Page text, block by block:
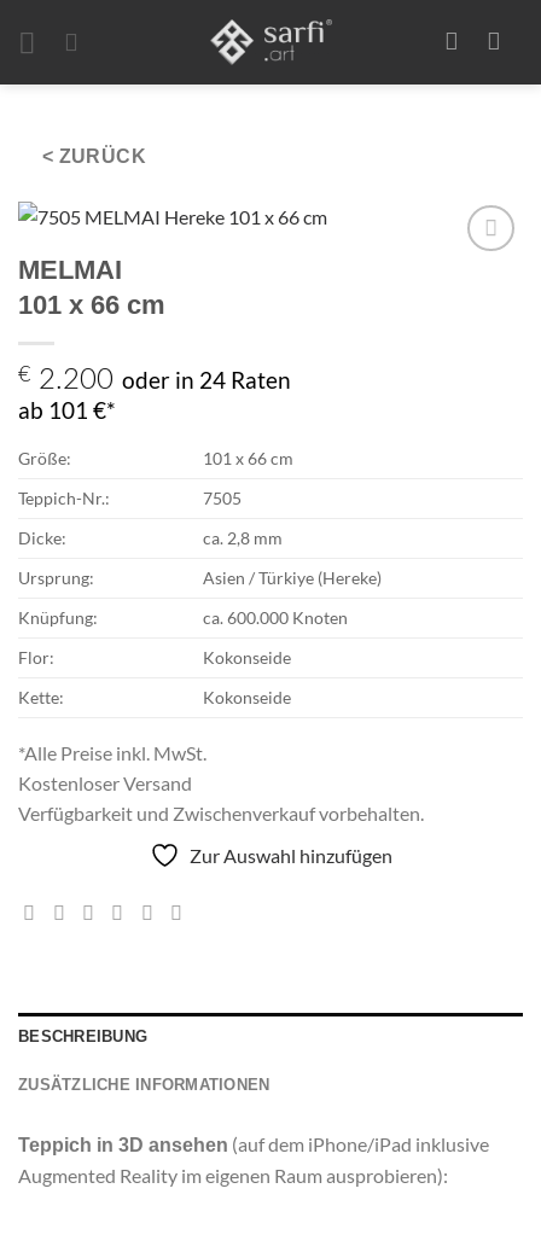
< ZURÜCK
MELMAI
101 x 66 cm
€ 2.200 oder in 24 Raten
ab 101 €*
Größe:
101 x 66 cm
Teppich-Nr.:
7505
Dicke:
ca. 2,8 mm
Ursprung:
Asien / Türkiye (Hereke)
Knüpfung:
ca. 600.000 Knoten
Flor:
Kokonseide
Kette:
Kokonseide
*Alle Preise inkl. MwSt.
Kostenloser Versand
Verfügbarkeit und Zwischenverkauf vorbehalten.
Zur Auswahl hinzufügen
BESCHREIBUNG
ZUSÄTZLICHE INFORMATIONEN
Teppich in 3D ansehen (auf dem iPhone/iPad inklusive
Augmented Reality im eigenen Raum ausprobieren):